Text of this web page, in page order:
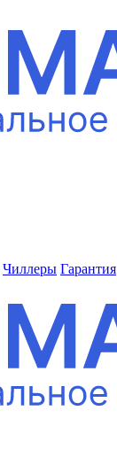
Чиллеры Гарантия